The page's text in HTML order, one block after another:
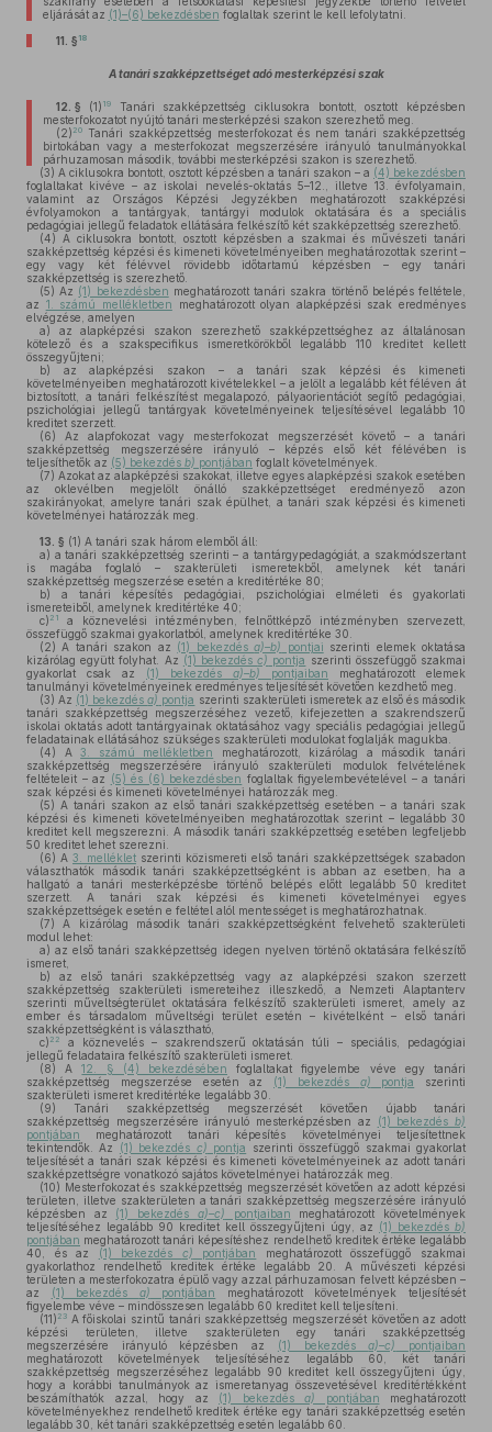
eljárását az (1)–(6) bekezdésben foglaltak szerint le kell lefolytatni.
11. § 18
A tanári szakképzettséget adó mesterképzési szak
12. § (1) 19
Tanári szakképzettség ciklusokra bontott, osztott képzésben
mesterfokozatot nyújtó tanári mesterképzési szakon szerezhető meg.
(2) 20Tanári szakképzettség mesterfokozat és nem tanári szakképzettség
birtokában vagy a mesterfokozat megszerzésére irányuló tanulmányokkal
párhuzamosan második, további mesterképzési szakon is szerezhető.
(3) A ciklusokra bontott, osztott képzésben a tanári szakon – a (4) bekezdésben
foglaltakat kivéve – az iskolai nevelés-oktatás 5–12., illetve 13. évfolyamain,
valamint az Országos Képzési Jegyzékben meghatározott szakképzési
évfolyamokon a tantárgyak, tantárgyi modulok oktatására és a speciális
pedagógiai jellegű feladatok ellátására felkészítő két szakképzettség szerezhető.
(4) A ciklusokra bontott, osztott képzésben a szakmai és művészeti tanári
szakképzettség képzési és kimeneti követelményeiben meghatározottak szerint –
egy vagy két félévvel rövidebb időtartamú képzésben – egy tanári
szakképzettség is szerezhető.
(5) Az (1) bekezdésben meghatározott tanári szakra történő belépés feltétele,
az 1. számú mellékletben meghatározott olyan alapképzési szak eredményes
elvégzése, amelyen
a) az alapképzési szakon szerezhető szakképzettséghez az általánosan
kötelező és a szakspecifikus ismeretkörökből legalább 110 kreditet kellett
összegyűjteni;
b) az alapképzési szakon – a tanári szak képzési és kimeneti
követelményeiben meghatározott kivételekkel – a jelölt a legalább két féléven át
biztosított, a tanári felkészítést megalapozó, pályaorientációt segítő pedagógiai,
pszichológiai jellegű tantárgyak követelményeinek teljesítésével legalább 10
kreditet szerzett.
(6) Az alapfokozat vagy mesterfokozat megszerzését követő – a tanári
szakképzettség megszerzésére irányuló – képzés első két félévében is
teljesíthetők az (5) bekezdés b) pontjában foglalt követelmények.
(7) Azokat az alapképzési szakokat, illetve egyes alapképzési szakok esetében
az oklevélben megjelölt önálló szakképzettséget eredményező azon
szakirányokat, amelyre tanári szak épülhet, a tanári szak képzési és kimeneti
követelményei határozzák meg.
13. § (1) A tanári szak három elemből áll:
a) a tanári szakképzettség szerinti – a tantárgypedagógiát, a szakmódszertant
is magába foglaló – szakterületi ismeretekből, amelynek két tanári
szakképzettség megszerzése esetén a kreditértéke 80;
b) a tanári képesítés pedagógiai, pszichológiai elméleti és gyakorlati
ismereteiből, amelynek kreditértéke 40;
c) 21
a köznevelési intézményben, felnőttképző intézményben szervezett,
összefüggő szakmai gyakorlatból, amelynek kreditértéke 30.
(2) A tanári szakon az (1) bekezdésa)–b) pontjai szerinti elemek oktatása
kizárólag együtt folyhat. Az (1) bekezdésc) pontja szerinti összefüggő szakmai
gyakorlat csak az (1) bekezdés a)–b) pontjaiban meghatározott elemek
tanulmányi követelményeinek eredményes teljesítését követően kezdhető meg.
(3) Az (1) bekezdésa) pontja szerinti szakterületi ismeretek az első és második
tanári szakképzettség megszerzéséhez vezető, kifejezetten a szakrendszerű
iskolai oktatás adott tantárgyainak oktatásához vagy speciális pedagógiai jellegű
feladatainak ellátásához szükséges szakterületi modulokat foglalják magukba.
(4) A3. számú mellékletben
meghatározott, kizárólag a második tanári
szakképzettség megszerzésére irányuló szakterületi modulok felvételének
feltételeit – az (5) és (6) bekezdésben foglaltak figyelembevételével – a tanári
szak képzési és kimeneti követelményei határozzák meg.
(5) A tanári szakon az első tanári szakképzettség esetében – a tanári szak
képzési és kimeneti követelményeiben meghatározottak szerint – legalább 30
kreditet kell megszerezni. A második tanári szakképzettség esetében legfeljebb
50 kreditet lehet szerezni.
(6) A 3. melléklet szerinti közismereti első tanári szakképzettségek szabadon
választhatók második tanári szakképzettségként is abban az esetben, ha a
hallgató a tanári mesterképzésbe történő belépés előtt legalább 50 kreditet
szerzett. A tanári szak képzési és kimeneti követelményei egyes
szakképzettségek esetén e feltétel alól mentességet is meghatározhatnak.
(7) A kizárólag második tanári szakképzettségként felvehető szakterületi
modul lehet:
a) az első tanári szakképzettség idegen nyelven történő oktatására felkészítő
ismeret,
b) az első tanári szakképzettség vagy az alapképzési szakon szerzett
szakképzettség szakterületi ismereteihez illeszkedő, a Nemzeti Alaptanterv
szerinti műveltségterület oktatására felkészítő szakterületi ismeret, amely az
ember és társadalom műveltségi terület esetén – kivételként – első tanári
szakképzettségként is választható,
c) 22
a köznevelés – szakrendszerű oktatásán túli – speciális, pedagógiai
jellegű feladataira felkészítő szakterületi ismeret.
(8) A12. § (4) bekezdésében foglaltakat figyelembe véve egy tanári
szakképzettség megszerzése esetén az (1) bekezdés a) pontja
szerinti
szakterületi ismeret kreditértéke legalább 30.
(9) Tanári szakképzettség megszerzését követően újabb tanári
szakképzettség megszerzésére irányuló mesterképzésben az
(1) bekezdésb)
pontjában meghatározott tanári képesítés követelményei teljesítettnek
tekintendők. Az (1) bekezdés c) pontja
szerinti összefüggő szakmai gyakorlat
teljesítését a tanári szak képzési és kimeneti követelményeinek az adott tanári
szakképzettségre vonatkozó sajátos követelményei határozzák meg.
(10) Mesterfokozat és szakképzettség megszerzését követően az adott képzési
területen, illetve szakterületen a tanári szakképzettség megszerzésére irányuló
képzésben az (1) bekezdés a)–c) pontjaiban meghatározott követelmények
teljesítéséhez legalább 90 kreditet kell összegyűjteni úgy, az (1) bekezdés b)
pontjában meghatározott tanári képesítéshez rendelhető kreditek értéke legalább
40, és az
(1) bekezdés c) pontjában
meghatározott összefüggő szakmai
gyakorlathoz rendelhető kreditek értéke legalább 20. A művészeti képzési
területen a mesterfokozatra épülő vagy azzal párhuzamosan felvett képzésben –
az
(1) bekezdés a) pontjában
meghatározott követelmények teljesítését
figyelembe véve – mindösszesen legalább 60 kreditet kell teljesíteni.
(11) 23 A főiskolai szintű tanári szakképzettség megszerzését követően az adott
képzési területen, illetve szakterületen egy tanári szakképzettség
megszerzésére irányuló képzésben az (1) bekezdésa)–c)
pontjaiban
meghatározott követelmények teljesítéséhez legalább 60, két tanári
szakképzettség megszerzéséhez legalább 90 kreditet kell összegyűjteni úgy,
hogy a korábbi tanulmányok az ismeretanyag összevetésével kreditértékként
beszámíthatók azzal, hogy az (1) bekezdés a) pontjában meghatározott
követelményekhez rendelhető kreditek értéke egy tanári szakképzettség esetén
legalább 30, két tanári szakképzettség esetén legalább 60.